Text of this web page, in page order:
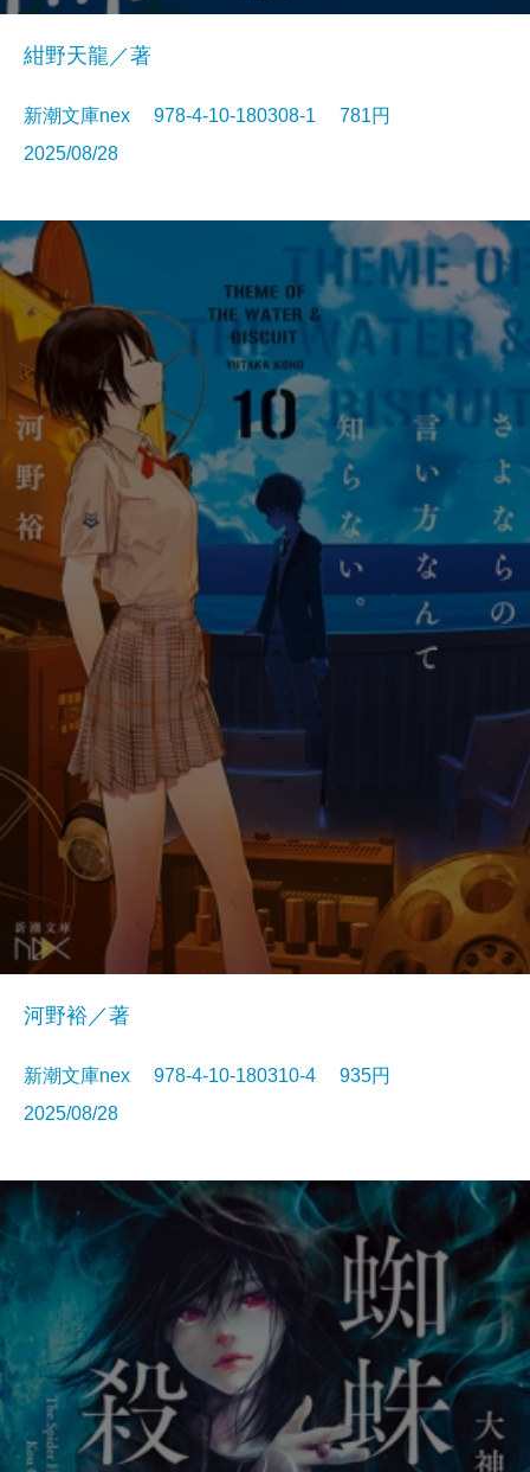
紺野天龍／著
新潮文庫nex 978-4-10-180308-1 781円
2025/08/28
河野裕／著
新潮文庫nex 978-4-10-180310-4 935円
2025/08/28